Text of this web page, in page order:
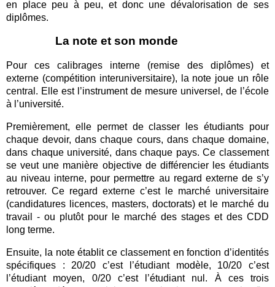
en place peu à peu, et donc une dévalorisation de ses
diplômes.
La note et son monde
Pour ces calibrages interne (remise des diplômes) et
externe (compétition interuniversitaire), la note joue un rôle
central. Elle est l’instrument de mesure universel, de l’école
à l’université.
Premièrement, elle permet de classer les étudiants pour
chaque devoir, dans chaque cours, dans chaque domaine,
dans chaque université, dans chaque pays. Ce classement
se veut une manière objective de différencier les étudiants
au niveau interne, pour permettre au regard externe de s’y
retrouver. Ce regard externe c’est le marché universitaire
(candidatures licences, masters, doctorats) et le marché du
travail - ou plutôt pour le marché des stages et des CDD
long terme.
Ensuite, la note établit ce classement en fonction d’identités
spécifiques : 20/20 c’est l’étudiant modèle, 10/20 c’est
l’étudiant moyen, 0/20 c’est l’étudiant nul. À ces trois